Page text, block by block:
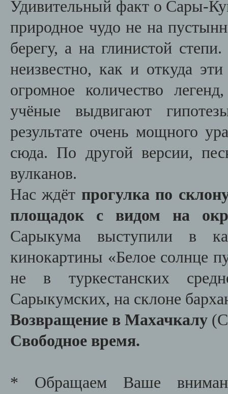
Удивительный факт о Сары-
природное чудо не на
берегу, а на глинистой
неизвестно, как и откуда
огромное количество
учёные выдвигают
результате очень мощного
сюда. По другой версии,
вулканов.
Нас ждёт прогулка по
площадок с видом на
Сарыкума выступили в
кинокартины «Белое солнце
не в туркестанских
Cарыкумских, на склоне
Возвращение в Махачкалу
Свободное время.
* Обращаем Ваше